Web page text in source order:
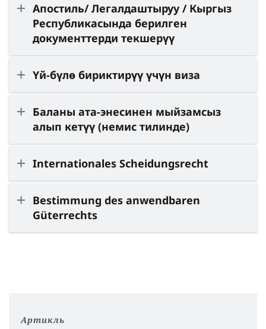
Апостиль/ Легалдаштыруу / Кыргыз
Республикасында берилген
документтерди текшерүү
Үй-бүлө бириктирүү үчүн виза
Баланы ата-энесинен мыйзамсыз
алып кетүү (немис тилинде)
Internationales Scheidungsrecht
Bestimmung des anwendbaren
Güterrechts
Артикль